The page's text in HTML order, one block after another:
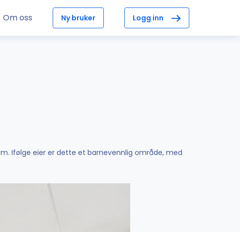
Om oss Ny bruker Logg inn
Ifølge eier er dette et barnevennlig område, med